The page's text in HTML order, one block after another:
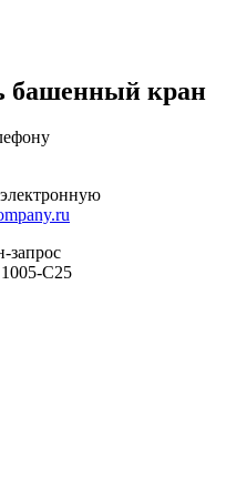
башенный кран
запрос